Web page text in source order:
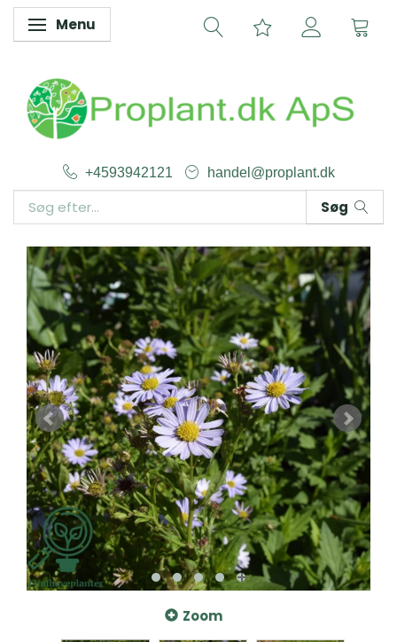
Skifte navigation
Menu
+4593942121 handel@proplant.dk
Søg
Zoom